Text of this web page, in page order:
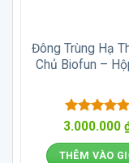
Đông Trùng Hạ
Chủ Biofun –
Được xếp
sao
3.000.000
THÊM VÀO